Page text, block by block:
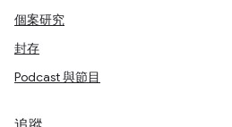
個案研究
封存
Podcast 與節目